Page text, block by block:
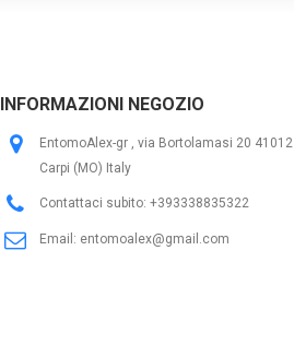
INFORMAZIONI NEGOZIO
EntomoAlex-gr , via Bortolamasi 20 41012
Carpi (MO) Italy
Contattaci subito: +393338835322
Email: entomoalex@gmail.com